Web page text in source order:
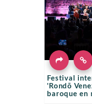
Festival
'Rondō
baroque en